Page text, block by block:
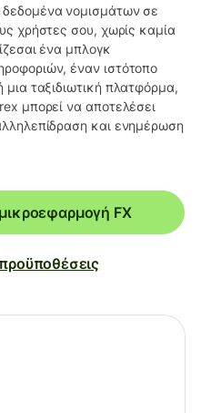
νομισμάτων σε
χρήστες σου, χωρίς καμία
ένα μπλογκ
έναν ιστότοπο
μια ταξιδιωτική πλατφόρμα,
μπορεί να αποτελέσει
και ενημέρωση
FX